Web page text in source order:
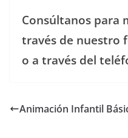
Consúltanos para
través de nuestro
o a través del
Animación Infantil